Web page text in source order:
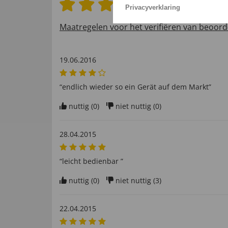
4.7 van 5 sterren
Maatregelen voor het verifiëren van
19.06.2016
“endlich wieder so ein Gerät auf dem Markt”
nuttig (0) niet nuttig (0)
28.04.2015
“leicht bedienbar ”
nuttig (0) niet nuttig (3)
22.04.2015
Privacyverklaring